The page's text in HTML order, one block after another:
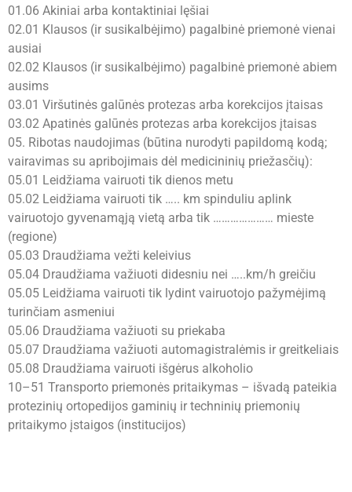
01.06 Akiniai arba kontaktiniai lęšiai
02.01 Klausos (ir susikalbėjimo) pagalbinė priemonė vienai
ausiai
02.02 Klausos (ir susikalbėjimo) pagalbinė priemonė abiem
ausims
03.01 Viršutinės galūnės protezas arba korekcijos įtaisas
03.02 Apatinės galūnės protezas arba korekcijos įtaisas
05. Ribotas naudojimas (būtina nurodyti papildomą kodą;
vairavimas su apribojimais dėl medicininių priežasčių):
05.01 Leidžiama vairuoti tik dienos metu
05.02 Leidžiama vairuoti tik ….. km spinduliu aplink
vairuotojo gyvenamąją vietą arba tik ………………… mieste
(regione)
05.03 Draudžiama vežti keleivius
05.04 Draudžiama važiuoti didesniu nei …..km/h greičiu
05.05 Leidžiama vairuoti tik lydint vairuotojo pažymėjimą
turinčiam asmeniui
05.06 Draudžiama važiuoti su priekaba
05.07 Draudžiama važiuoti automagistralėmis ir greitkeliais
05.08 Draudžiama vairuoti išgėrus alkoholio
10–51 Transporto priemonės pritaikymas – išvadą pateikia
protezinių ortopedijos gaminių ir techninių priemonių
pritaikymo įstaigos (institucijos)